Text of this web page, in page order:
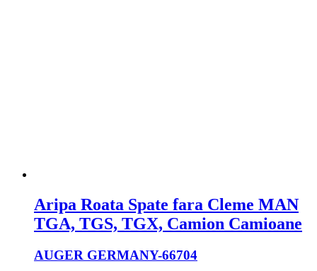
Aripa Roata Spate fara Cleme MAN
TGA, TGS, TGX, Camion Camioane
AUGER GERMANY-66704